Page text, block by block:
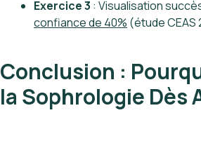
Exercice 3 : Visualisation
confiance de 40% (étude CEAS
Conclusion :
la Sophrologie Dès